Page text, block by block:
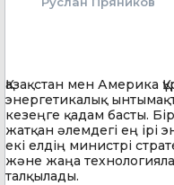
Қазақстан мен Америка
энергетикалық
кезеңге қадам басты.
жатқан әлемдегі ең ірі
екі елдің министрі
және жаңа
талқылады.